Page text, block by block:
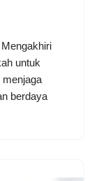
untuk
menjaga
berdaya